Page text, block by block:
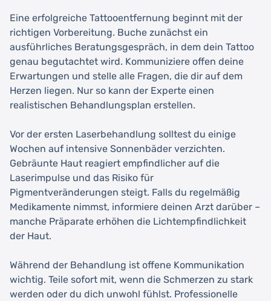
Eine erfolgreiche Tattooentfernung beginnt mit der
richtigen Vorbereitung. Buche zunächst ein
ausführliches Beratungsgespräch, in dem dein Tattoo
genau begutachtet wird. Kommuniziere offen deine
Erwartungen und stelle alle Fragen, die dir auf dem
Herzen liegen. Nur so kann der Experte einen
realistischen Behandlungsplan erstellen.
Vor der ersten Laserbehandlung solltest du einige
Wochen auf intensive Sonnenbäder verzichten.
Gebräunte Haut reagiert empfindlicher auf die
Laserimpulse und das Risiko für
Pigmentveränderungen steigt. Falls du regelmäßig
Medikamente nimmst, informiere deinen Arzt darüber –
manche Präparate erhöhen die Lichtempfindlichkeit
der Haut.
Während der Behandlung ist offene Kommunikation
wichtig. Teile sofort mit, wenn die Schmerzen zu stark
werden oder du dich unwohl fühlst. Professionelle